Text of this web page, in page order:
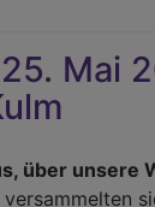
Mai
über unsere